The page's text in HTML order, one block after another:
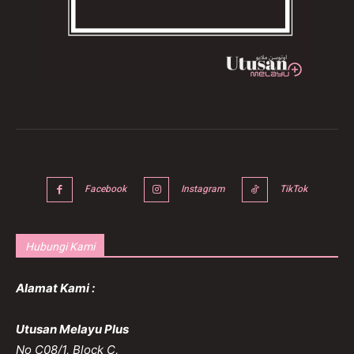
Facebook Instagram TikTok
Hubungi Kami
Alamat Kami :
Utusan Melayu Plus
No C08/1, Block C,